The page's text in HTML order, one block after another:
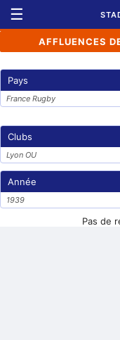
☰
AFFLUENCES
Pays
France Rugby
Clubs
Lyon OU
Année
1939
Pas de